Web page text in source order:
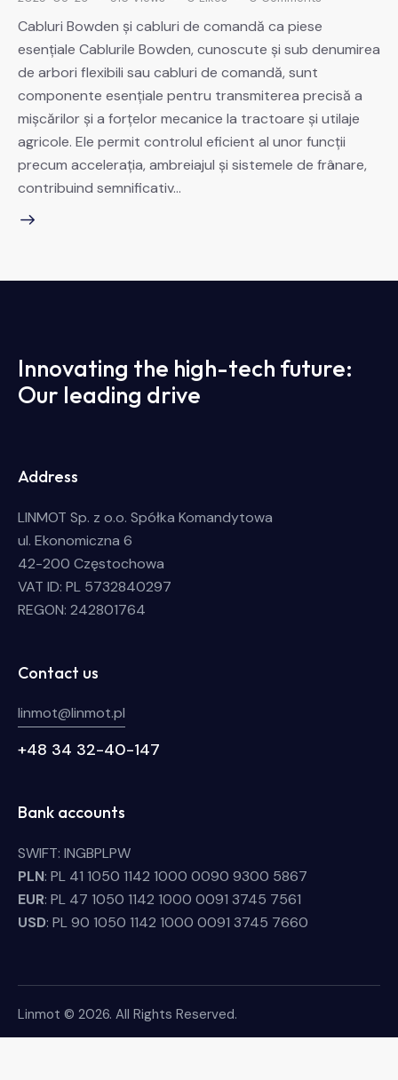
Cabluri Bowden și cabluri de comandă ca piese
esențiale Cablurile Bowden, cunoscute și sub denumirea
de arbori flexibili sau cabluri de comandă, sunt
componente esențiale pentru transmiterea precisă a
mișcărilor și a forțelor mecanice la tractoare și utilaje
agricole. Ele permit controlul eficient al unor funcții
precum accelerația, ambreiajul și sistemele de frânare,
contribuind semnificativ…
Innovating the high-tech future:
Our leading drive
Address
LINMOT Sp. z o.o. Spółka Komandytowa
ul. Ekonomiczna 6
42-200 Częstochowa
VAT ID: PL 5732840297
REGON: 242801764
Contact us
linmot@linmot.pl
+48 34 32-40-147
Bank accounts
SWIFT: INGBPLPW
PLN: PL 41 1050 1142 1000 0090 9300 5867
EUR: PL 47 1050 1142 1000 0091 3745 7561
USD: PL 90 1050 1142 1000 0091 3745 7660
Linmot © 2026. All Rights Reserved.